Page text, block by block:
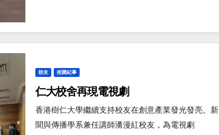
校友 校園紀事
仁大校舍再現電視劇
香港樹仁大學繼續支持校友在創意產業發光發亮。新
聞與傳播學系兼任講師潘漫紅校友，為電視劇